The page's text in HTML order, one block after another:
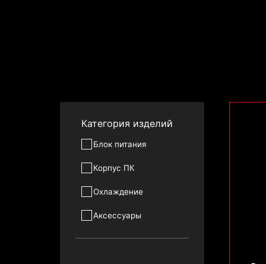
Категория изделий
Блок питания
Корпус ПК
Охлаждение
Аксессуары